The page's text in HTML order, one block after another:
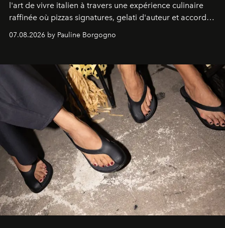
l'art de vivre italien à travers une expérience culinaire
raffinée où pizzas signatures, gelati d'auteur et accords
d'exception composent un véritable voyage sensoriel.
07.08.2026 by Pauline Borgogno